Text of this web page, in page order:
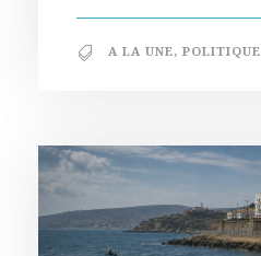
A LA UNE, POLITIQUE